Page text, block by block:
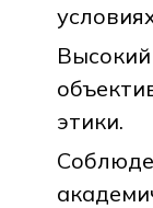
этики.